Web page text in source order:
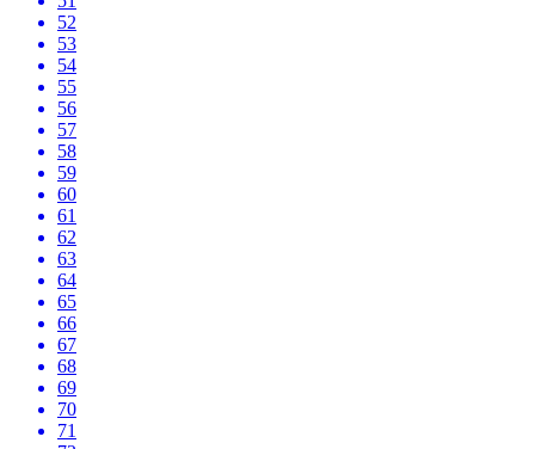
52
53
54
55
56
57
58
59
60
61
62
63
64
65
66
67
68
69
70
71